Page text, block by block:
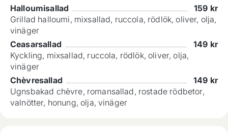
Halloumisallad
159 kr
Grillad halloumi, mixsallad, ruccola, rödlök, oliver, olja,
vinäger
Ceasarsallad
149 kr
Kyckling, mixsallad, ruccola, rödlök, oliver, olja,
vinäger
Chèvresallad
149 kr
Ugnsbakad chèvre, romansallad, rostade rödbetor,
valnötter, honung, olja, vinäger